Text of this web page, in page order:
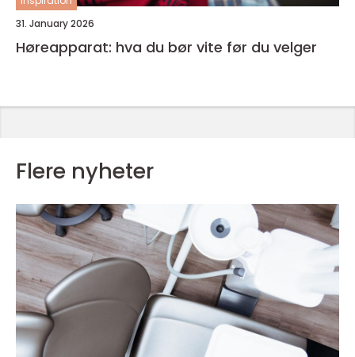
31. January 2026
Høreapparat: hva du bør vite før du velger
Flere nyheter